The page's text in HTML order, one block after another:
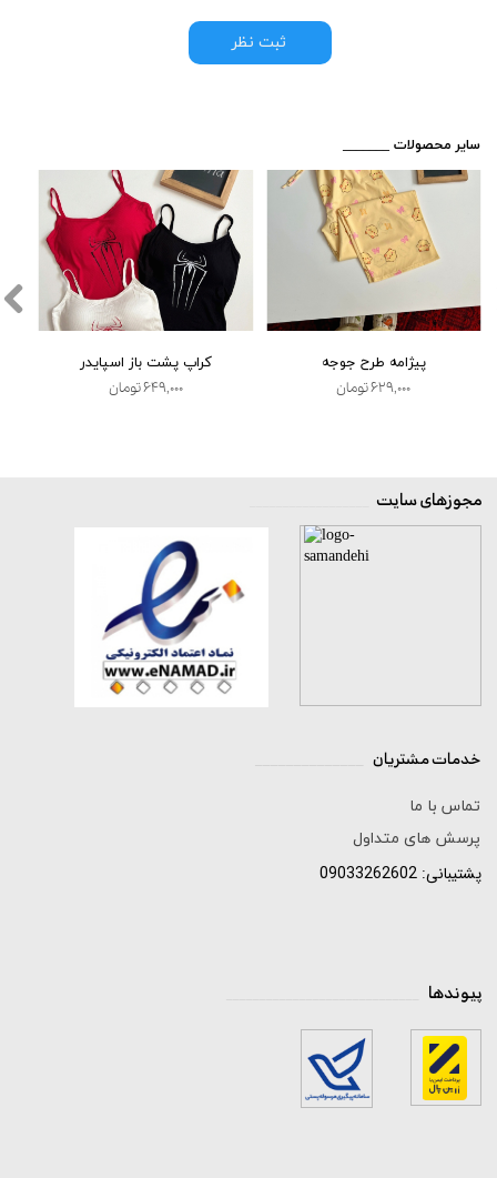
ثبت نظر
کراپ پشت باز اسپایدر
۶۴۹,۰۰۰ تومان
پیژامه طرح جوجه
۶۲۹,۰۰۰ تومان
​_______ سایر محصولات
تماس با ما
پرسش های متداول
پشتیبانی: 09033262602
مجوزهای سایت
پیوندها
خدمات مشتریان